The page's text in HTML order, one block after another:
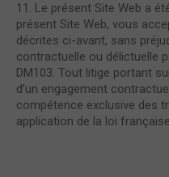
11. Le présent Site Web a
présent Site Web, vous
décrites ci-avant, sans
contractuelle ou délictuelle
DM103. Tout litige portant
d’un engagement
compétence exclusive des
application de la loi